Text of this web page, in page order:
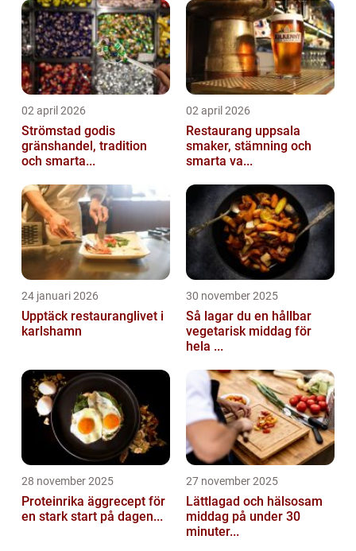
02 april 2026
Strömstad godis
gränshandel, tradition
och smarta...
02 april 2026
Restaurang uppsala
smaker, stämning och
smarta va...
24 januari 2026
Upptäck restauranglivet i
karlshamn
30 november 2025
Så lagar du en hållbar
vegetarisk middag för
hela ...
28 november 2025
Proteinrika äggrecept för
en stark start på dagen...
27 november 2025
Lättlagad och hälsosam
middag på under 30
minuter...